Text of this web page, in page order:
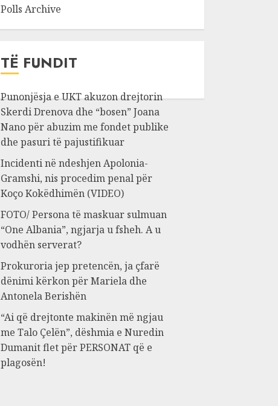
Polls Archive
TË FUNDIT
Punonjësja e UKT akuzon drejtorin
Skerdi Drenova dhe “bosen” Joana
Nano për abuzim me fondet publike
dhe pasuri të pajustifikuar
Incidenti në ndeshjen Apolonia-
Gramshi, nis procedim penal për
Koço Kokëdhimën (VIDEO)
FOTO/ Persona të maskuar sulmuan
“One Albania”, ngjarja u fsheh. A u
vodhën serverat?
Prokuroria jep pretencën, ja çfarë
dënimi kërkon për Mariela dhe
Antonela Berishën
“Ai që drejtonte makinën më ngjau
me Talo Çelën”, dëshmia e Nuredin
Dumanit flet për PERSONAT që e
plagosën!